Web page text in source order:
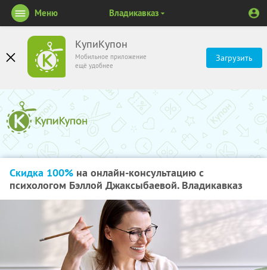
КупиКупон
Мобильное приложение
ещё удобнее
Загрузить
Меню Владикавказ
Скидка 100% на онлайн-консультацию с
психологом Бэллой Джаксыбаевой. Владикавказ